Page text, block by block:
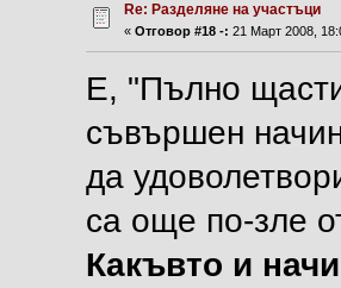
Re: Разделяне на участъци
«Отговор #18 -: 21 Март 2008,
Е, "Пълно
съвършен
да
са още по-зле
Какъвто и